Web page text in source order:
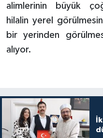
alimlerinin büyük
hilalin yerel
bir yerinden
alıyor.
Hakkari Müftülüğü
Hatay Müftülüğü
Iğdır Müftülüğü
İstanbul Müftülüğü
İzmir Müftülüğü